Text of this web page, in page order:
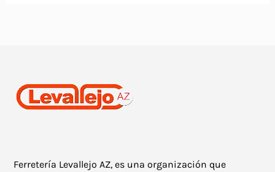
Ferretería Levallejo AZ, es una organización que